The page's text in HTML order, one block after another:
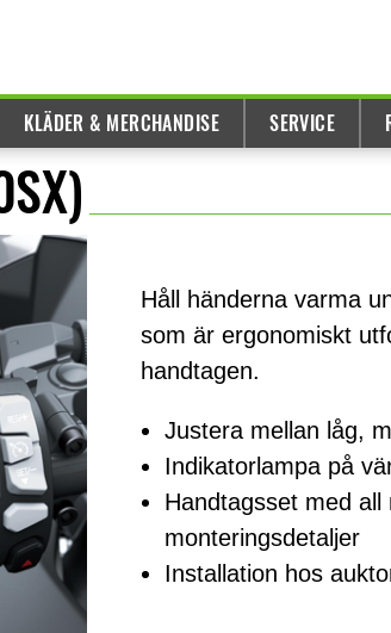
KLÄDER & MERCHANDISE SERVICE
Håll händerna varma
som är ergonomiskt
handtagen.
Justera mellan låg,
Indikatorlampa på
Handtagsset med
monteringsdetaljer
Installation hos